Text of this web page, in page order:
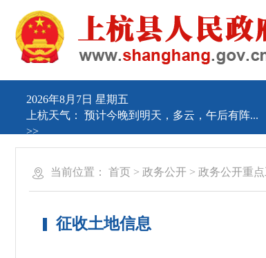
2026年8月7日 星期五
上杭天气： 预计今晚到明天，多云，午后有阵...
>>
当前位置： 首页 > 政务公开 > 政务公开重
征收土地信息